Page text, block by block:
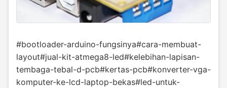
#bootloader-arduino-fungsinya#cara-membuat-
layout#jual-kit-atmega8-led#kelebihan-lapisan-
tembaga-tebal-d-pcb#kertas-pcb#konverter-vga-
komputer-ke-lcd-laptop-bekas#led-untuk-